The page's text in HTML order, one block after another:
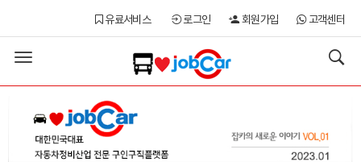
유료서비스 로그인 회원가입 고객센터
Toggle
navigation